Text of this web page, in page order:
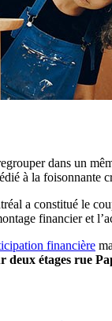
dans un
à la
a constitué le
financier et
financière
deux étages rue